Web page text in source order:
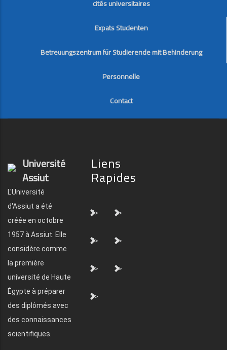
cités universitaires
Expats Studenten
Betreuungszentrum für Studierende mit Behinderung
Personnelle
Contact
Université
Assiut
L'Université
d'Assiut a été
créée en octobre
1957 à Assiut. Elle
considère comme
la première
université de Haute
Égypte à préparer
des diplômés avec
des connaissances
scientifiques.
Liens
Rapides
"> ">
"> ">
"> ">
">